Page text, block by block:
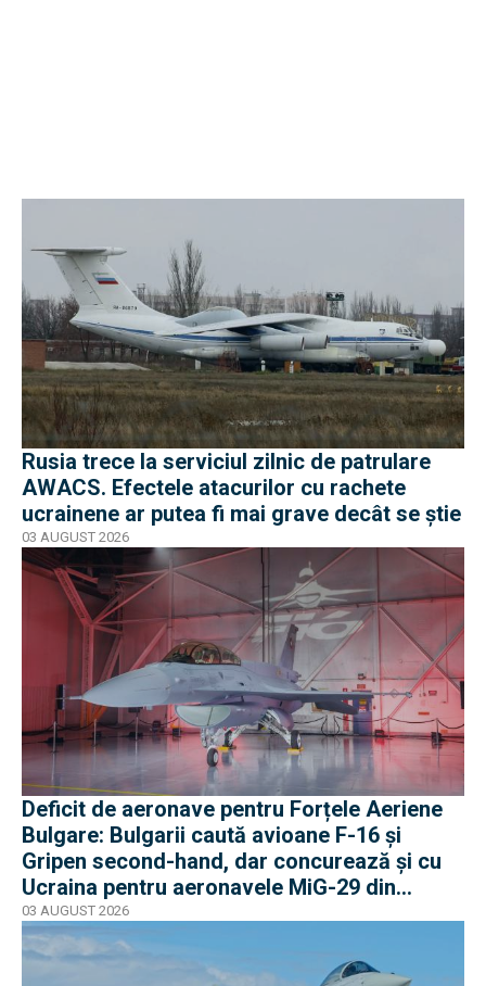
Rusia trece la serviciul zilnic de patrulare
AWACS. Efectele atacurilor cu rachete
ucrainene ar putea fi mai grave decât se știe
03 AUGUST 2026
Deficit de aeronave pentru Forțele Aeriene
Bulgare: Bulgarii caută avioane F-16 și
Gripen second-hand, dar concurează și cu
Ucraina pentru aeronavele MiG-29 din
Polonia
03 AUGUST 2026